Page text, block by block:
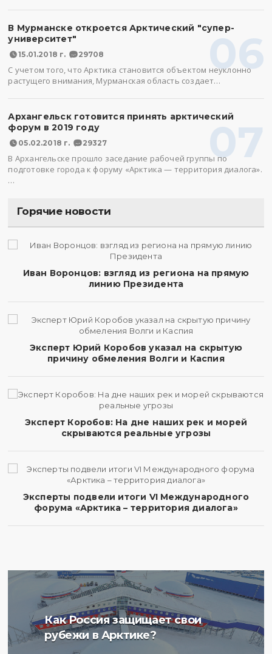
06
В Мурманске откроется Арктический "супер-
университет"
15.01.2018 г. 29708
С учетом того, что Арктика становится объектом неуклонно
растущего внимания, Мурманская область создает…
07
Архангельск готовится принять арктический
форум в 2019 году
05.02.2018 г. 29327
В Архангельске прошло заседание рабочей группы по
подготовке города к форуму «Арктика — территория диалога».
…
Горячие новости
Иван Воронцов: взгляд из региона на прямую
линию Президента
Эксперт Юрий Коробов указал на скрытую
причину обмеления Волги и Каспия
Эксперт Коробов: На дне наших рек и морей
скрываются реальные угрозы
Эксперты подвели итоги VI Международного
форума «Арктика – территория диалога»
Как Россия защищает свои
рубежи в Арктике?
Ученые Арктического
плавучего университета